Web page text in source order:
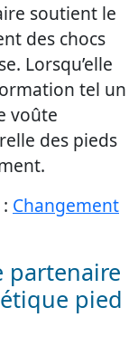
soutient le
des chocs
Lorsqu’elle
tel un
voûte
des pieds
Changement
partenaire
pied